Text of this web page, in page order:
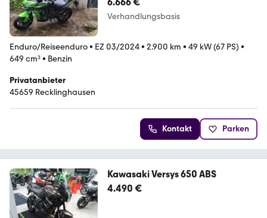
6.666 €
Verhandlungsbasis
Enduro/Reiseenduro• EZ 03/2024• 2.900 km • 49 kW (67 PS) •
649 cm³• Benzin
Privatanbieter
45659 Recklinghausen
Kontakt Parken
Kawasaki Versys 650 ABS
4.490 €